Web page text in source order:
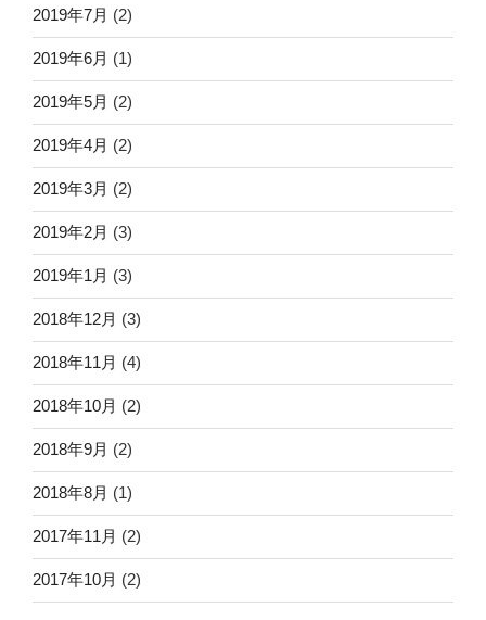
2019年7月 (2)
2019年6月 (1)
2019年5月 (2)
2019年4月 (2)
2019年3月 (2)
2019年2月 (3)
2019年1月 (3)
2018年12月 (3)
2018年11月 (4)
2018年10月 (2)
2018年9月 (2)
2018年8月 (1)
2017年11月 (2)
2017年10月 (2)